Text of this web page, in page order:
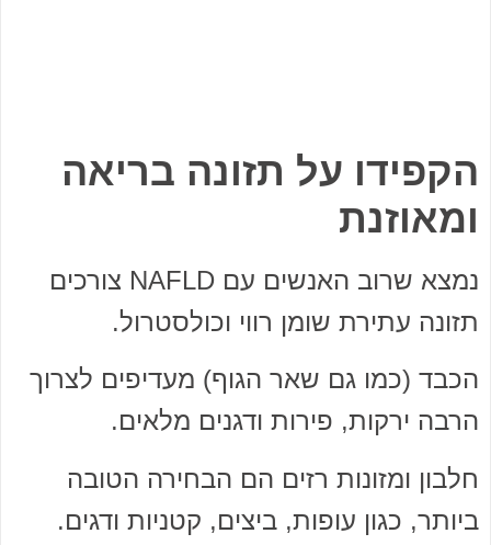
הקפידו על תזונה בריאה
ומאוזנת
נמצא שרוב האנשים עם NAFLD צורכים
תזונה עתירת שומן רווי וכולסטרול.
הכבד (כמו גם שאר הגוף) מעדיפים לצרוך
הרבה ירקות, פירות ודגנים מלאים.
חלבון ומזונות רזים הם הבחירה הטובה
ביותר, כגון עופות, ביצים, קטניות ודגים.